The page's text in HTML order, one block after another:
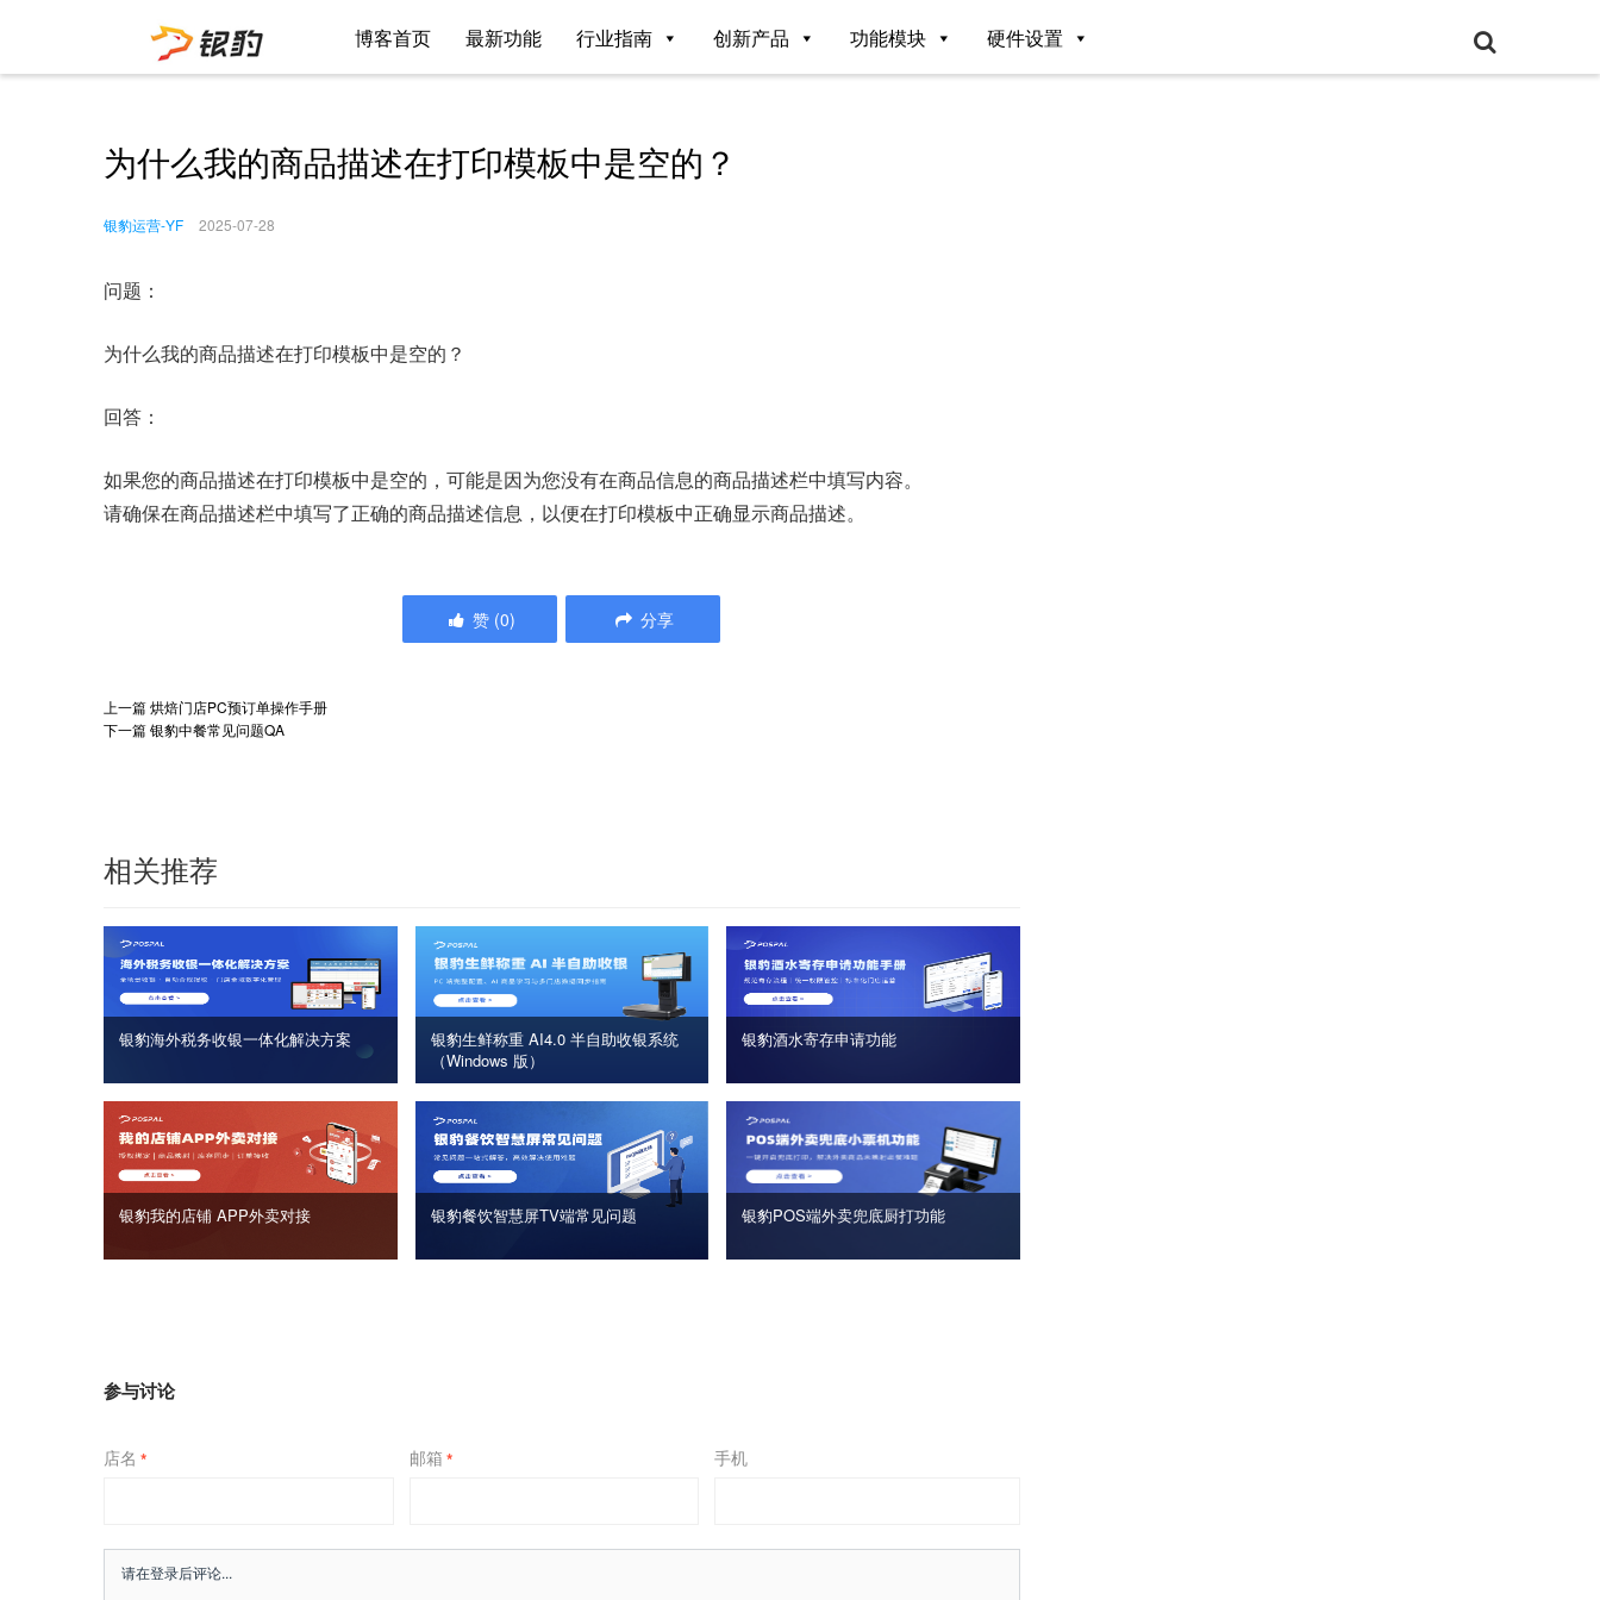
博客首页 最新功能 行业指南 创新产品 功能模块 硬件设置
为什么我的商品描述在打印模板中是空的？
银豹运营-YF 2025-07-28
问题：
为什么我的商品描述在打印模板中是空的？
回答：
如果您的商品描述在打印模板中是空的，可能是因为您没有在商品信息的商品描述栏中填写内容。
请确保在商品描述栏中填写了正确的商品描述信息，以便在打印模板中正确显示商品描述。
赞 (0) 分享
上一篇烘焙门店PC预订单操作手册
下一篇银豹中餐常见问题QA
相关推荐
银豹海外税务收银一体化解决方案
银豹生鲜称重 AI4.0 半自助收银系统
（Windows 版）
银豹酒水寄存申请功能
银豹我的店铺 APP外卖对接 银豹餐饮智慧屏TV端常见问题 银豹POS端外卖兜底厨打功能
参与讨论
店名 * 邮箱 * 手机